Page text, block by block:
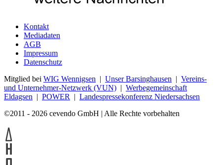
Kontakt
Mediadaten
AGB
Impressum
Datenschutz
Mitglied bei WIG Wennigsen | Unser Barsinghausen | Vereins-
und Unternehmer-Netzwerk (VUN) | Werbegemeinschaft
Eldagsen | POWER | Landespressekonferenz Niedersachsen
©2011 - 2026 cevendo GmbH | Alle Rechte vorbehalten